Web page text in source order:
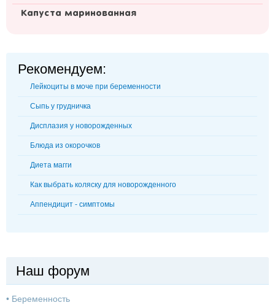
Капуста маринованная
Рекомендуем:
Лейкоциты в моче при беременности
Сыпь у грудничка
Дисплазия у новорожденных
Блюда из окорочков
Диета магги
Как выбрать коляску для новорожденного
Аппендицит - симптомы
Наш форум
• Беременность